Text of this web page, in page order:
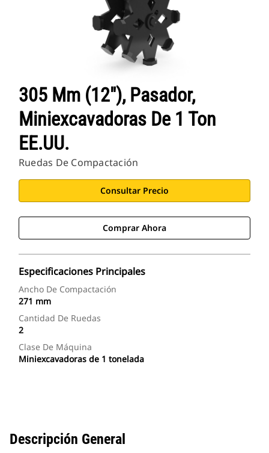
305 Mm (12"), Pasador,
Miniexcavadoras De 1 Ton
EE.UU.
Ruedas De Compactación
Consultar Precio
Comprar Ahora
Especificaciones Principales
Ancho De Compactación
271 mm
Cantidad De Ruedas
2
Clase De Máquina
Miniexcavadoras de 1 tonelada
Descripción General